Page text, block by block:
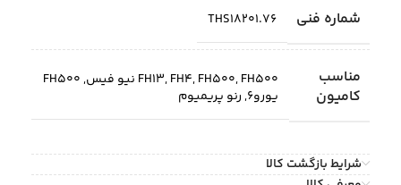
شماره فنی THS18201.76
مناسب
کامیون
FH13,FH4,FH500,FH500 نیو فیس ,
FH500
یورو6 ,رنو پریمیوم
شرایط بازگشت کالا